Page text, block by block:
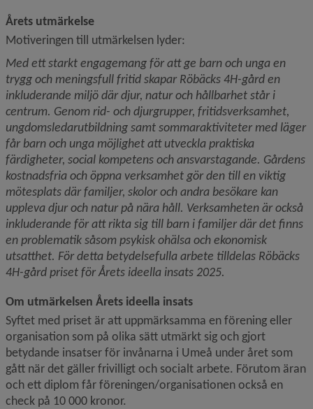
Årets utmärkelse
Motiveringen till utmärkelsen lyder:
Med ett starkt engagemang för att ge barn och unga en
trygg och meningsfull fritid skapar Röbäcks 4H-gård en
inkluderande miljö där djur, natur och hållbarhet står i
centrum. Genom rid- och djurgrupper, fritidsverksamhet,
ungdomsledarutbildning samt sommaraktiviteter med läger
får barn och unga möjlighet att utveckla praktiska
färdigheter, social kompetens och ansvarstagande. Gårdens
kostnadsfria och öppna verksamhet gör den till en viktig
mötesplats där familjer, skolor och andra besökare kan
uppleva djur och natur på nära håll. Verksamheten är också
inkluderande för att rikta sig till barn i familjer där det finns
en problematik såsom psykisk ohälsa och ekonomisk
utsatthet. För detta betydelsefulla arbete tilldelas Röbäcks
4H-gård priset för Årets ideella insats 2025.
Om utmärkelsen Årets ideella insats
Syftet med priset är att uppmärksamma en förening eller
organisation som på olika sätt utmärkt sig och gjort
betydande insatser för invånarna i Umeå under året som
gått när det gäller frivilligt och socialt arbete. Förutom äran
och ett diplom får föreningen/organisationen också en
check på 10 000 kronor.